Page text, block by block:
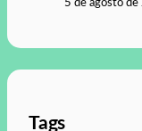
5 de agosto
Tags